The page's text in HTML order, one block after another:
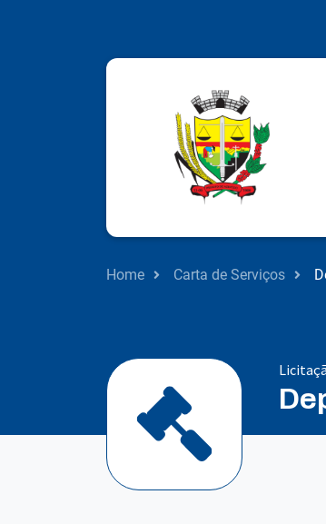
Home Carta de Serviços